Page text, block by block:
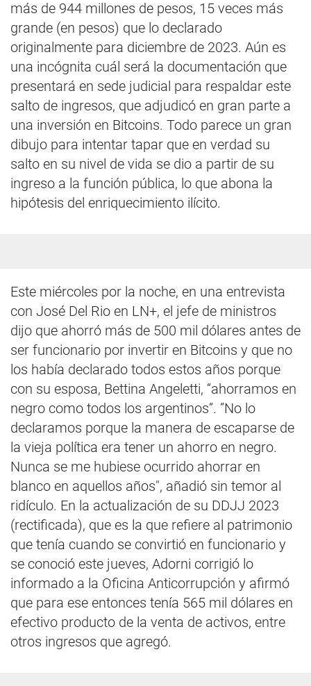
más de 944 millones de pesos, 15 veces más
grande (en pesos) que lo declarado
originalmente para diciembre de 2023. Aún es
una incógnita cuál será la documentación que
presentará en sede judicial para respaldar este
salto de ingresos, que adjudicó en gran parte a
una inversión en Bitcoins. Todo parece un gran
dibujo para intentar tapar que en verdad su
salto en su nivel de vida se dio a partir de su
ingreso a la función pública, lo que abona la
hipótesis del enriquecimiento ilícito.
Este miércoles por la noche, en una entrevista
con José Del Rio en LN+, el jefe de ministros
dijo que ahorró más de 500 mil dólares antes de
ser funcionario por invertir en Bitcoins y que no
los había declarado todos estos años porque
con su esposa, Bettina Angeletti, “ahorramos en
negro como todos los argentinos”. ”No lo
declaramos porque la manera de escaparse de
la vieja política era tener un ahorro en negro.
Nunca se me hubiese ocurrido ahorrar en
blanco en aquellos años", añadió sin temor al
ridículo. En la actualización de su DDJJ 2023
(rectificada), que es la que refiere al patrimonio
que tenía cuando se convirtió en funcionario y
se conoció este jueves, Adorni corrigió lo
informado a la Oficina Anticorrupción y afirmó
que para ese entonces tenía 565 mil dólares en
efectivo producto de la venta de activos, entre
otros ingresos que agregó.